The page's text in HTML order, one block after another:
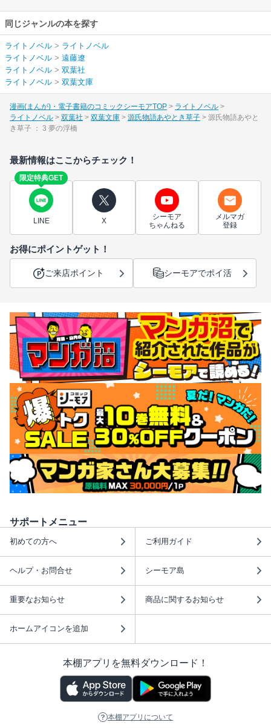
同じジャンルの本を探す
ライトノベル > ライトノベル
ライトノベル > 遠藤遼
ライトノベル > 双葉社
ライトノベル > 双葉文庫
漫画(まんが)・電子書籍のコミックシーモアTOP
ライトノベル
ライトノベル
双葉社 双葉文庫 源氏物語あやとき草子
源氏物語あやと
き草子 ： 3 夢の浮橋
最新情報はここからチェック！
限定特典GET
LINE X
シーモア
ちゃんねる
メルマガ
登録
お得にポイントゲット！
ご来店ポイント シーモアでポイ活
サポートメニュー
初めての方へ ご利用ガイド
ヘルプ・お問合せ シーモア島
重要なお知らせ 商品に関するお知らせ
ホームアイコンを追加
本棚アプリを無料ダウンロード！
本棚アプリについて